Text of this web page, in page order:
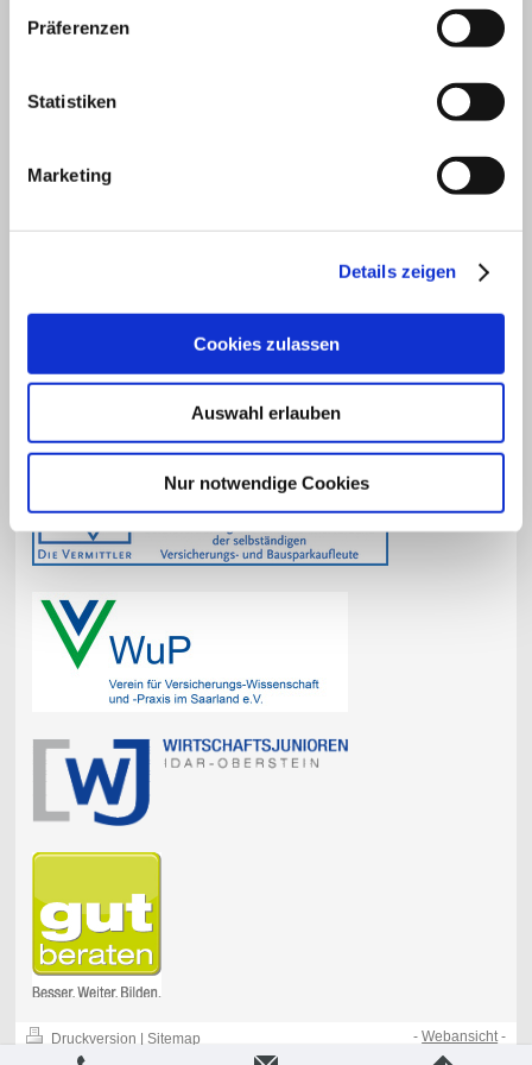
Präferenzen
Statistiken
Marketing
Details zeigen
Cookies zulassen
Auswahl erlauben
Nur notwendige Cookies
Für Fragen oder Terminvereinbarungen erreichen Sie uns unter der
oder nutzen Sie auch gerne direkt unserKontaktformular.
Druckversion
Sitemap
© Hellwig Consult Versicherungmakler
-Webansicht-